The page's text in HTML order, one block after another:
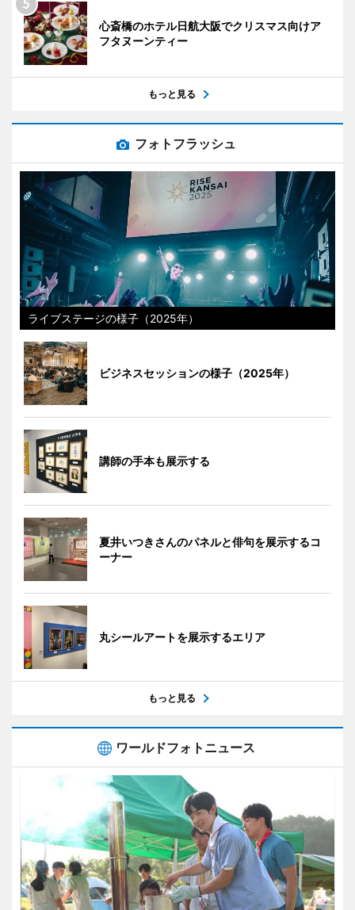
心斎橋のホテル日航大阪でクリスマス向けア
フタヌーンティー
もっと見る
フォトフラッシュ
ライブステージの様子（2025年）
ビジネスセッションの様子（2025年）
講師の手本も展示する
夏井いつきさんのパネルと俳句を展示するコ
ーナー
丸シールアートを展示するエリア
もっと見る
ワールドフォトニュース